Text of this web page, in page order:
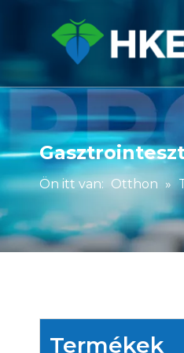
Ön itt van: Otthon »
Termékek